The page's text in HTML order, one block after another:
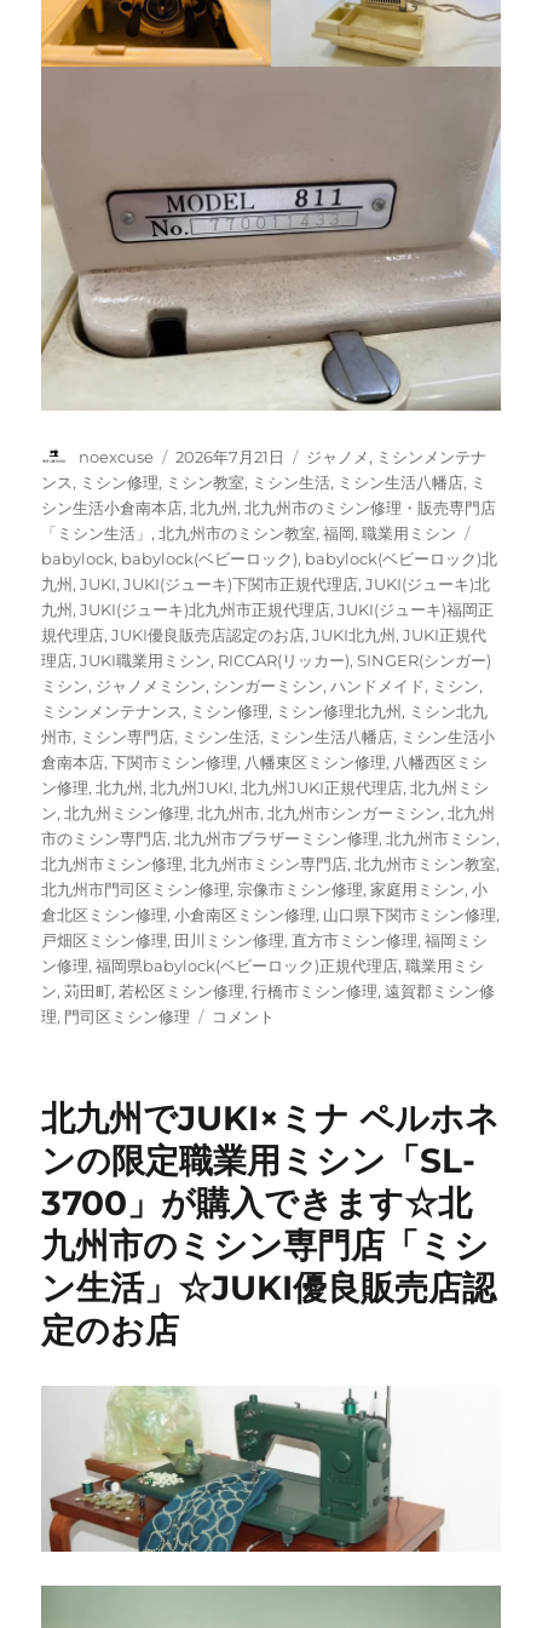
投
稿
者
noexcuse
投
稿
日:
2026年7月21日
カ
テ
ゴ
リ
ー
ジャノメ, ミシンメンテナ
ンス, ミシン修理, ミシン教室, ミシン生活, ミシン生活八幡店, ミ
シン生活小倉南本店,北九州,北九州市のミシン修理・販売専門店
「ミシン生活」,北九州市のミシン教室,福岡,職業用ミシン
グ
babylock, babylock(ベビーロック), babylock(ベビーロック)北
九州,JUKI,JUKI(ジューキ)下関市正規代理店,JUKI(ジューキ)北
九州,JUKI(ジューキ)北九州市正規代理店,JUKI(ジューキ)福岡正
規代理店,JUKI優良販売店認定のお店,JUKI北九州,JUKI正規代
理店,JUKI職業用ミシン, RICCAR(リッカー),SINGER(シンガー)
ミシン, ジャノメミシン, シンガーミシン,ハンドメイド, ミシン,
ミシンメンテナンス, ミシン修理, ミシン修理北九州, ミシン北九
州市, ミシン専門店, ミシン生活, ミシン生活八幡店, ミシン生活小
倉南本店,下関市ミシン修理, 八幡東区ミシン修理, 八幡西区ミシ
ン修理,北九州,北九州JUKI,北九州JUKI正規代理店,北九州ミシ
ン,北九州ミシン修理,北九州市,北九州市シンガーミシン,北九州
市のミシン専門店,北九州市ブラザーミシン修理,北九州市ミシン,
北九州市ミシン修理,北九州市ミシン専門店,北九州市ミシン教室,
北九州市門司区ミシン修理,宗像市ミシン修理,家庭用ミシン,小
倉北区ミシン修理,小倉南区ミシン修理, 山口県下関市ミシン修理,
戸畑区ミシン修理, 田川ミシン修理, 直方市ミシン修理,福岡ミシ
ン修理,福岡県babylock(ベビーロック)正規代理店,職業用ミシ
ン,苅田町,若松区ミシン修理,行橋市ミシン修理,遠賀郡ミシン修
理, 門司区ミシン修理
【ジ
811
型
修
理】
昭
和
ト
メ
ン
テ
ナ
ン
コメント
北九州でJUKI×ミナ ペルホネ
ンの限定職業用ミシン「SL-
3700」が購入できます☆北
九州市のミシン専門店「ミシ
ン生活」☆JUKI優良販売店認
定のお店